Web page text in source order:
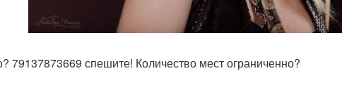
79137873669 спешите! Количество мест ограниченно?